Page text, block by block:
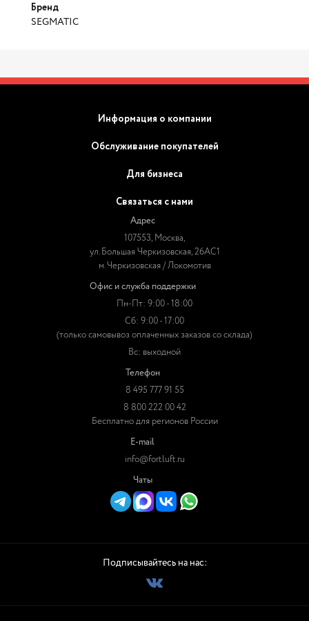
Бренд
SEGMATIC
Информация о компании
Обслуживание покупателей
Для бизнеса
Связаться с нами
Адрес
107553, Москва,
ул. Большая Черкизовская, 26АС1
м. Черкизовская / Локомотив
Офис и служба поддержки
Пн-Пт: 9:00 - 18:00
Сб: 9:00 - 17:00
(только самовывоз оплаченных заказов со склада)
Вс: выходной
Телефон
8 495 777 91 55
8 800 222 00 42
Бесплатно для регионов России
E-mail
info@fortluft.ru
Чаты
Подписывайтесь на нас: